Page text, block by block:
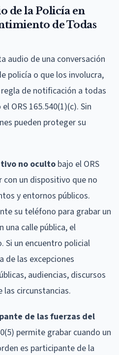
de la Policía en
de Todas
audio de una conversación
policía o que los involucra,
de notificación a todas
ORS 165.540(1)(c). Sin
pueden proteger su
no oculto bajo el ORS
con un dispositivo que no
y entornos públicos.
su teléfono para grabar un
una calle pública, el
Si un encuentro policial
de las excepciones
audiencias, discursos
las circunstancias.
de las fuerzas del
permite grabar cuando un
es participante de la